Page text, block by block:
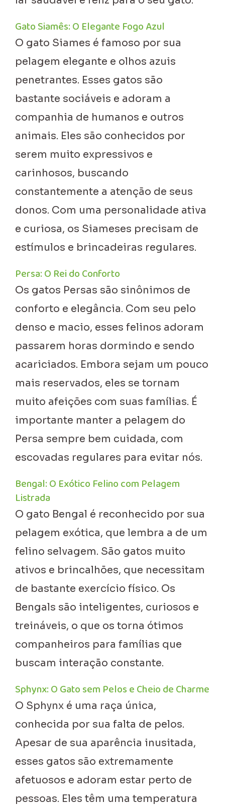
Gato Siamês: O Elegante Fogo Azul
O gato Siames é famoso por sua
pelagem elegante e olhos azuis
penetrantes. Esses gatos são
bastante sociáveis e adoram a
companhia de humanos e outros
animais. Eles são conhecidos por
serem muito expressivos e
carinhosos, buscando
constantemente a atenção de seus
donos. Com uma personalidade ativa
e curiosa, os Siameses precisam de
estímulos e brincadeiras regulares.
Persa: O Rei do Conforto
Os gatos Persas são sinônimos de
conforto e elegância. Com seu pelo
denso e macio, esses felinos adoram
passarem horas dormindo e sendo
acariciados. Embora sejam um pouco
mais reservados, eles se tornam
muito afeições com suas famílias. É
importante manter a pelagem do
Persa sempre bem cuidada, com
escovadas regulares para evitar nós.
Bengal: O Exótico Felino com Pelagem
Listrada
O gato Bengal é reconhecido por sua
pelagem exótica, que lembra a de um
felino selvagem. São gatos muito
ativos e brincalhões, que necessitam
de bastante exercício físico. Os
Bengals são inteligentes, curiosos e
treináveis, o que os torna ótimos
companheiros para famílias que
buscam interação constante.
Sphynx: O Gato sem Pelos e Cheio de Charme
O Sphynx é uma raça única,
conhecida por sua falta de pelos.
Apesar de sua aparência inusitada,
esses gatos são extremamente
afetuosos e adoram estar perto de
pessoas. Eles têm uma temperatura